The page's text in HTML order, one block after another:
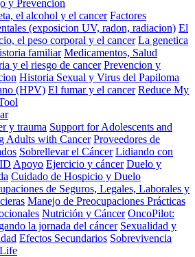
y Prevencion
el alcohol y el cancer Factores
(exposicion UV, radon, radiacion) El
el peso corporal y el cancer La genetica
familiar Medicamentos, Salud
y el riesgo de cancer Prevencion y
Historia Sexual y Virus del Papiloma
(HPV) El fumar y el cancer Reduce My
y trauma Support for Adolescents and
Adults with Cancer Proveedores de
Sobrellevar el Cáncer Lidiando con
Apoyo Ejercicio y cáncer Duelo y
Cuidado de Hospicio y Duelo
de Seguros, Legales, Laborales y
Manejo de Preocupaciones Prácticas
Nutrición y Cáncer OncoPilot:
la jornada del cáncer Sexualidad y
Efectos Secundarios Sobrevivencia